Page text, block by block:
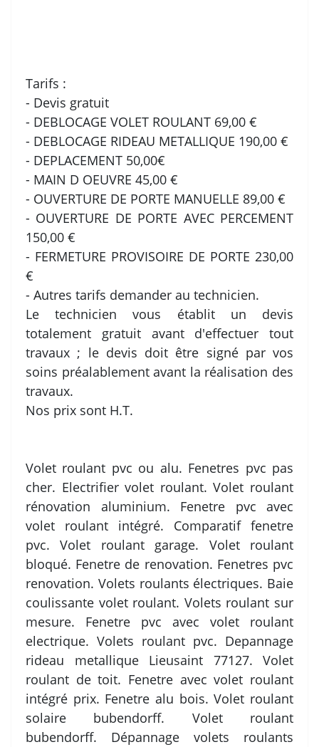
Tarifs :
- Devis gratuit
- DEBLOCAGE VOLET ROULANT 69,00 €
- DEBLOCAGE RIDEAU METALLIQUE 190,00 €
- DEPLACEMENT 50,00€
- MAIN D OEUVRE 45,00 €
- OUVERTURE DE PORTE MANUELLE 89,00 €
- OUVERTURE DE PORTE AVEC PERCEMENT
150,00 €
- FERMETURE PROVISOIRE DE PORTE 230,00
€
- Autres tarifs demander au technicien.
Le technicien vous établit un devis
totalement gratuit avant d'effectuer tout
travaux ; le devis doit être signé par vos
soins préalablement avant la réalisation des
travaux.
Nos prix sont H.T.
Volet roulant pvc ou alu. Fenetres pvc pas
cher. Electrifier volet roulant. Volet roulant
rénovation aluminium. Fenetre pvc avec
volet roulant intégré. Comparatif fenetre
pvc. Volet roulant garage. Volet roulant
bloqué. Fenetre de renovation. Fenetres pvc
renovation. Volets roulants électriques. Baie
coulissante volet roulant. Volets roulant sur
mesure. Fenetre pvc avec volet roulant
electrique. Volets roulant pvc. Depannage
rideau metallique Lieusaint 77127. Volet
roulant de toit. Fenetre avec volet roulant
intégré prix. Fenetre alu bois. Volet roulant
solaire bubendorff. Volet roulant
bubendorff. Dépannage volets roulants